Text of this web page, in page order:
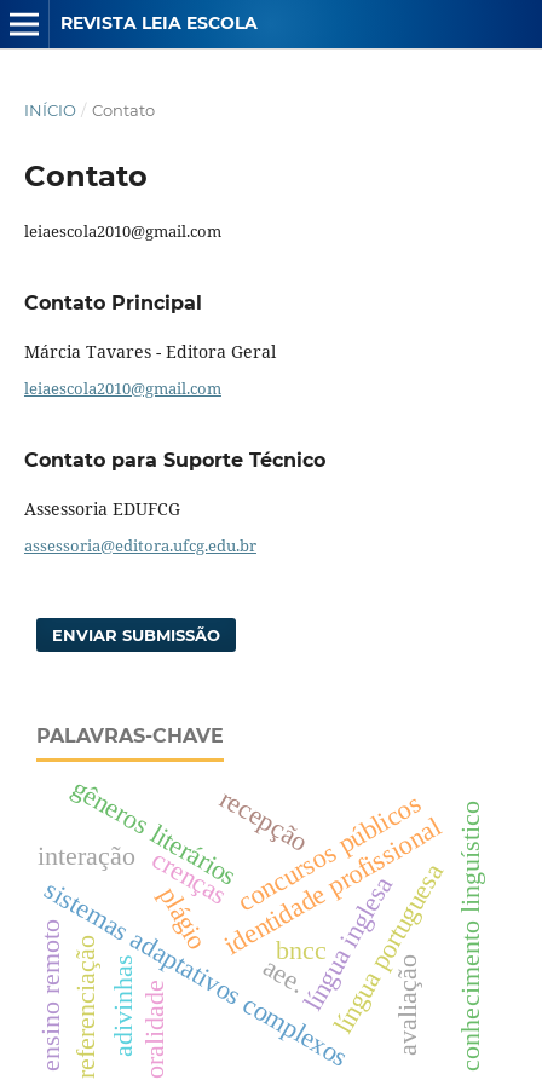
REVISTA LEIA ESCOLA
INÍCIO / Contato
Contato
leiaescola2010@gmail.com
Contato Principal
Márcia Tavares - Editora Geral
leiaescola2010@gmail.com
Contato para Suporte Técnico
Assessoria EDUFCG
assessoria@editora.ufcg.edu.br
ENVIAR SUBMISSÃO
PALAVRAS-CHAVE
identidade profissional
sistemas adaptativos complexos
crenças conhecimento linguístico
língua portuguesa
avaliação
concursos públicos
adivinhas
recepção
oralidade
língua inglesa
interação
referenciação bncc
gêneros literários
ensino remoto
plágio
aee.